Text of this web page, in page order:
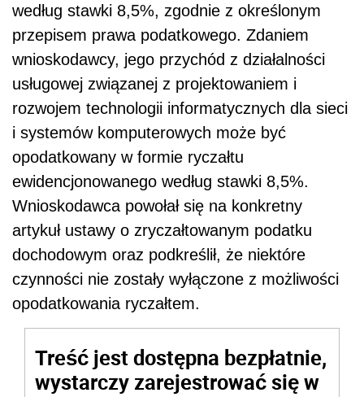
według stawki 8,5%, zgodnie z określonym
przepisem prawa podatkowego. Zdaniem
wnioskodawcy, jego przychód z działalności
usługowej związanej z projektowaniem i
rozwojem technologii informatycznych dla sieci
i systemów komputerowych może być
opodatkowany w formie ryczałtu
ewidencjonowanego według stawki 8,5%.
Wnioskodawca powołał się na konkretny
artykuł ustawy o zryczałtowanym podatku
dochodowym oraz podkreślił, że niektóre
czynności nie zostały wyłączone z możliwości
opodatkowania ryczałtem.
Treść jest dostępna bezpłatnie,
wystarczy zarejestrować się w